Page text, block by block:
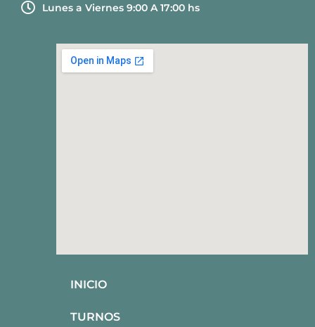
Lunes a Viernes 9:00 A 17:00 hs
INICIO
TURNOS